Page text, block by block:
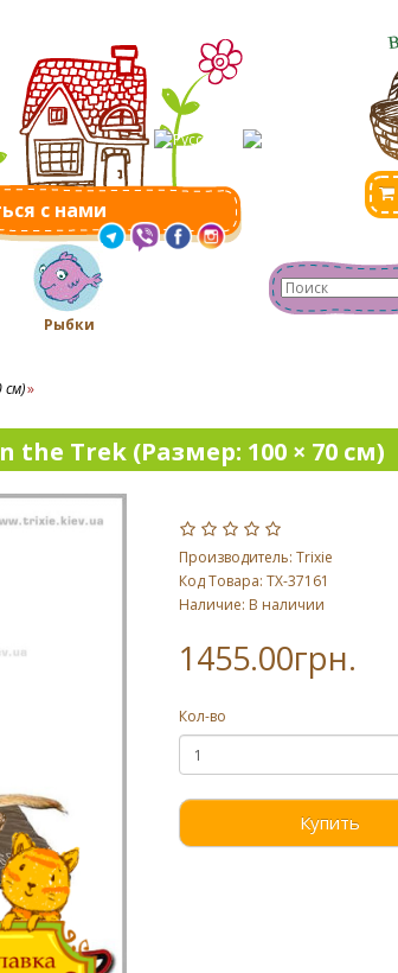
с нами
Рыбки
см)
the Trek (Размер: 100 × 70 см)
Производитель: Trixie
Код Товара: TX-37161
Наличие: В наличии
1455.00грн.
Кол-во
Купить